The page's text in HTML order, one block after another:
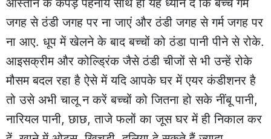
जगह से ठंडी जगह पर ना जाएं और ठंडी जगह से गर्म जगह पर
ना आए. धूप में खेलने के बाद बच्चों को ठंडा पानी पीने से रोके.
आइसक्रीम और कोल्ड्रिंक जैसे ठंडी चीजों से भी उन्हें रोके
मौसम बदल रहा है ऐसे में यदि आपके घर में एयर कंडीशनर है
तो उसे अभी चालू न करें बच्चों को जितना हो सके नींबू पानी,
नारियल पानी, छाछ, ताजे फलों का जूस घर में ही निकाल कर